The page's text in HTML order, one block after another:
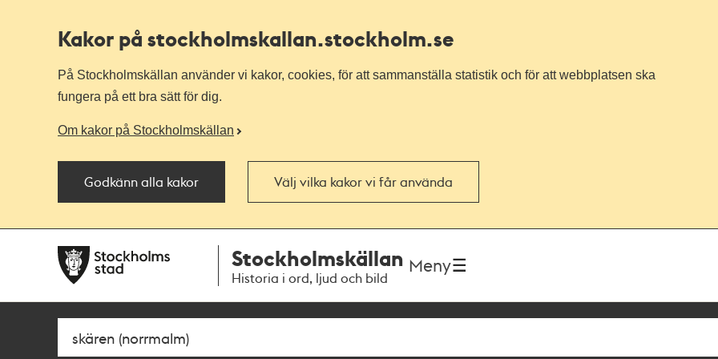
Kakor på stockholmskallan.stockholm.se
På Stockholmskällan använder vi kakor, cookies, för att sammanställa statistik och för att webbplatsen ska
fungera på ett bra sätt för dig.
Om kakor på Stockholmskällan
Godkänn alla kakor Välj vilka kakor vi får använda
navigationen
huvudinnehållet
Stockholmskällan
Historia i ord, ljud och bild
Meny
Sök